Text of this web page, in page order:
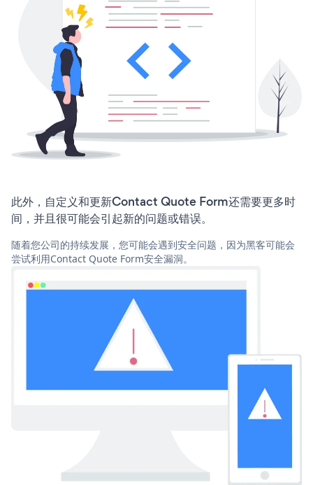
此外，自定义和更新Contact Quote Form还需要更多时
间，并且很可能会引起新的问题或错误。
随着您公司的持续发展，您可能会遇到安全问题，因为黑客可能会
尝试利用Contact Quote Form安全漏洞。